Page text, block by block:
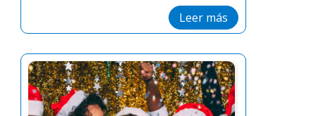
Leer más